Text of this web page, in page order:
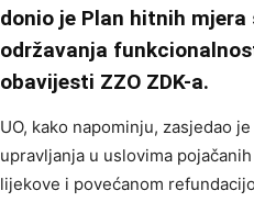
donio je Plan hitnih
održavanja
obavijesti ZZO ZDK-a.
UO, kako napominju, zasjedao
upravljanja u uslovima
lijekove i povećanom